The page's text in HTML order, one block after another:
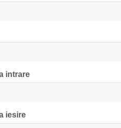
intrare
iesire